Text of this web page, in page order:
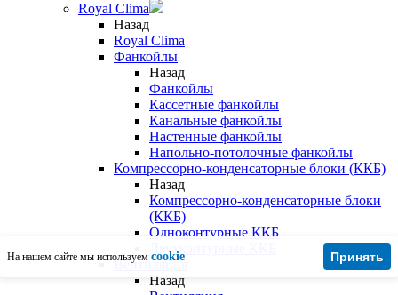
Royal Clima
Назад
Royal Clima
Фанкойлы
Назад
Фанкойлы
Кассетные фанкойлы
Канальные фанкойлы
Настенные фанкойлы
Напольно-потолочные фанкойлы
Компрессорно-конденсаторные блоки (ККБ)
Назад
Компрессорно-конденсаторные блоки
(ККБ)
Одноконтурные ККБ
Двухконтурные ККБ
Вентиляция
Назад
На нашем сайте мы используем cookie Принять